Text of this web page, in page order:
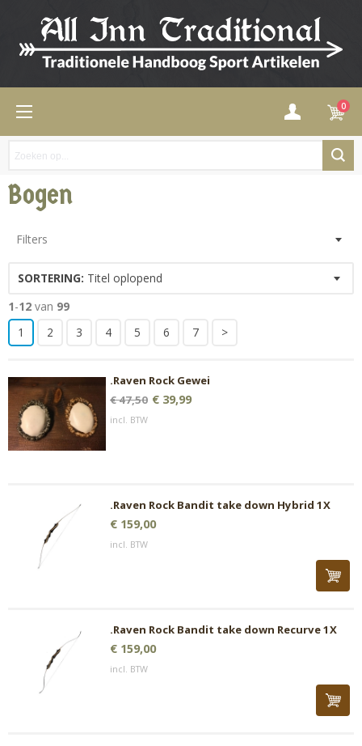
0
Bogen
Filters
SORTERING: Titel oplopend
1-12 van 99
1
2 3 4 5 6 7 >
.Raven Rock Gewei
€ 47,50 € 39,99
incl. BTW
.Raven Rock Bandit take down Hybrid 1X
€ 159,00
incl. BTW
.Raven Rock Bandit take down Recurve 1X
€ 159,00
incl. BTW